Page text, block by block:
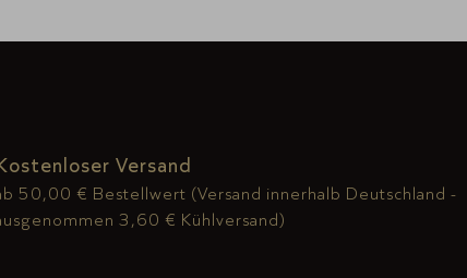
Versand
50,00 € Bestellwert (Versand innerhalb Deutschland -
3,60 € Kühlversand)